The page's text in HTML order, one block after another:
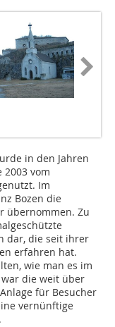
in den Jahren
2003 vom
Im
Bozen die
übernommen. Zu
dar, die seit ihrer
erfahren hat.
wie man es im
die weit über
für Besucher
vernünftige